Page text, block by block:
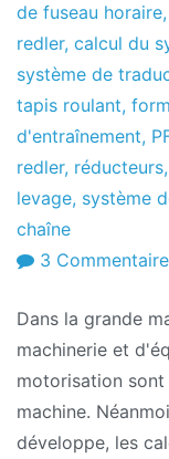
de fuseau horaire,
redler, calcul du
système de
tapis roulant,
d'entraînement,
redler, réducteurs,
levage, système
chaîne
3
Dans la grande
machinerie et
motorisation sont
machine.
développe, les